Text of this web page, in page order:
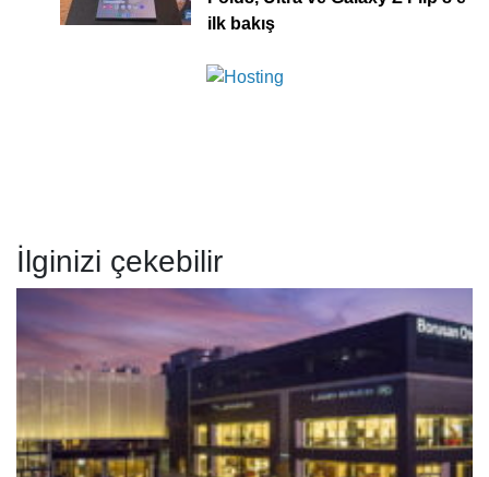
ilk bakış
İlginizi çekebilir